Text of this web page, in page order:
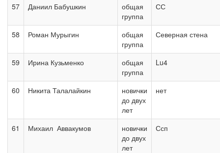
57 Даниил Бабушкин
общая
группа
СС
58 Роман Мурыгин
общая
группа
Северная стена
59 Ирина Кузьменко
общая
группа
Lu4
60 Никита Талалайкин
новички
до двух
лет
нет
61 Михаил Аввакумов
новички
до двух
лет
Ссп